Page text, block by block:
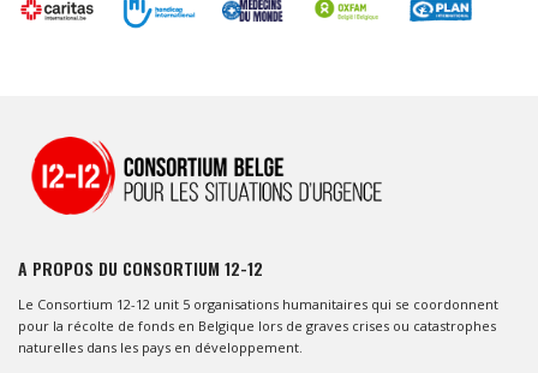
A PROPOS DU CONSORTIUM 12-12
Le Consortium 12-12 unit 5 organisations humanitaires qui se coordonnent
pour la récolte de fonds en Belgique lors de graves crises ou catastrophes
naturelles dans les pays en développement.